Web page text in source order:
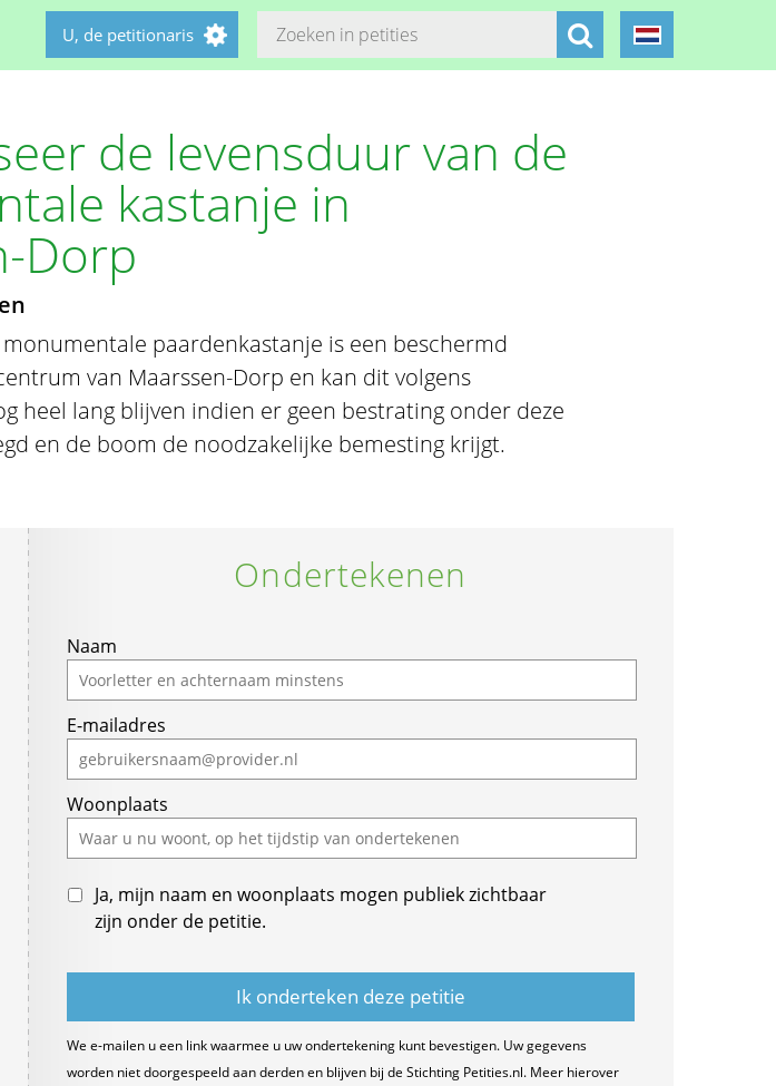
U, de petitionaris
de levensduur van de
kastanje in
Dorp
paardenkastanje is een beschermd
van Maarssen-Dorp en kan dit volgens
heel lang blijven indien er geen bestrating onder deze
en de boom de noodzakelijke bemesting krijgt.
Ondertekenen
If
you
are
a
human,
ignore
this
field
Naam
E-mailadres
Woonplaats
Ja, mijn naam en woonplaats mogen publiek zichtbaar
zijn onder de petitie.
We e-mailen u een link waarmee u uw ondertekening kunt bevestigen. Uw gegevens
worden niet doorgespeeld aan derden en blijven bij de Stichting Petities.nl. Meer hierover